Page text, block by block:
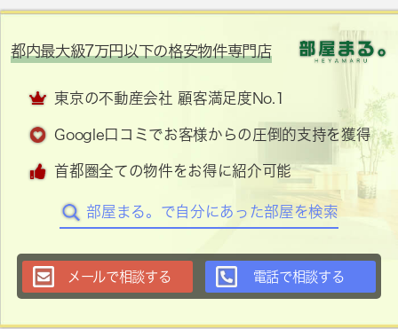
都内最大級7万円以下の格安物件専門店
東京の不動産会社 顧客満足度No.1
Google口コミでお客様からの圧倒的支持を獲得
首都圏全ての物件をお得に紹介可能
部屋まる。で自分にあった部屋を検索
メールで相談する 電話で相談する